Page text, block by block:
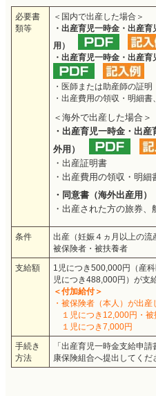
必要書
類等
＜国内で出産した場合＞
・出産育児一時金・出産
用）
・出産育児一時金・出産
・医師または助産師の証明
・出産費用の領収・明細書
＜海外で出産した場合＞
・出産育児一時金・出
外用）
・出産証明書
・出産費用の領収・明細
・同意書（海外出産用）
・出産された方の旅券
条件
出産（妊娠４ヵ月以上の流
被保険者・被扶養者
支給額
1児につき500,000円（産
児につき488,000円）が支
＜付加給付＞
・被保険者（本人）が出
１児につき12,000円 ・
１児につき7,000円
手続き
方法
「出産育児一時金支給申
康保険組合へ提出してくだ